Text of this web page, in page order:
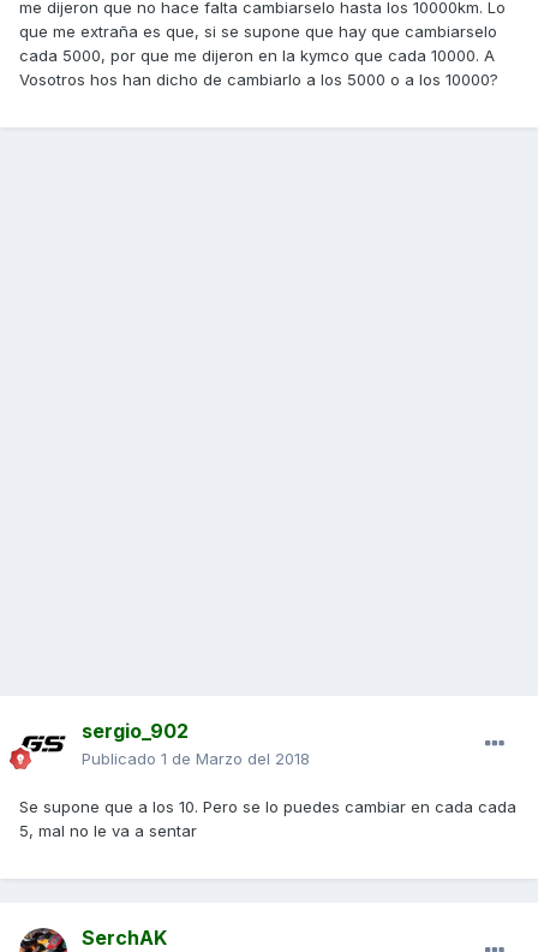
me dijeron que no hace falta cambiarselo hasta los 10000km. Lo
que me extraña es que, si se supone que hay que cambiarselo
cada 5000, por que me dijeron en la kymco que cada 10000. A
Vosotros hos han dicho de cambiarlo a los 5000 o a los 10000?
sergio_902
Publicado 1 de Marzo del 2018
Se supone que a los 10. Pero se lo puedes cambiar en cada cada
5, mal no le va a sentar
SerchAK